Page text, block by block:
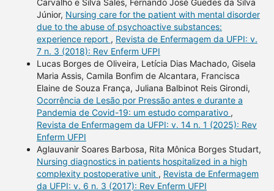
Júnior, Nursing care for the patient with mental disorder
due to the abuse of psychoactive substances:
experience report , Revista de Enfermagem da UFPI: v.
7 n. 3 (2018): Rev Enferm UFPI
Lucas Borges de Oliveira, Letícia Dias Machado, Gisela
Maria Assis, Camila Bonfim de Alcantara, Francisca
Elaine de Souza França, Juliana Balbinot Reis Girondi,
Ocorrência de Lesão por Pressão antes e durante a
Pandemia de Covid-19: um estudo comparativo ,
Revista de Enfermagem da UFPI: v. 14 n. 1 (2025): Rev
Enferm UFPI
Aglauvanir Soares Barbosa, Rita Mônica Borges Studart,
Nursing diagnostics in patients hospitalized in a high
complexity postoperative unit , Revista de Enfermagem
da UFPI: v. 6 n. 3 (2017): Rev Enferm UFPI